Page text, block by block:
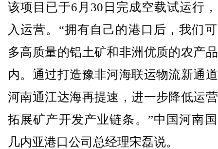
该项目已于6月30日完成空载试运行
入运营。“拥有自己的港口后，我们
多高质量的铝土矿和非洲优质的农产
内。通过打造豫非河海联运物流新通
河南通江达海再提速，进一步降低运
拓展矿产开发产业链条。”中国河南
几内亚港口公司总经理宋磊说。